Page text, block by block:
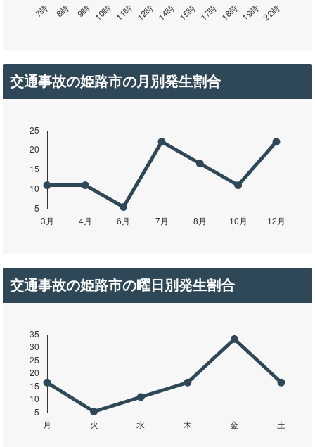
交通事故の姫路市の月別発生割合
交通事故の姫路市の曜日別発生割合